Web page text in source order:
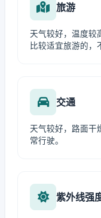
旅游
天气较好，温度较
比较适宜旅游的，
交通
天气较好，路面干
常行驶。
紫外线强